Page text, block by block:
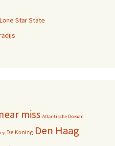
Star State
miss Atlantische Oceaan
De Koning Den Haag